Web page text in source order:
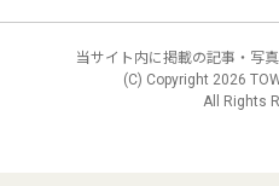
当サイト内に掲載の記事・写
(C) Copyright 2026
All Rights